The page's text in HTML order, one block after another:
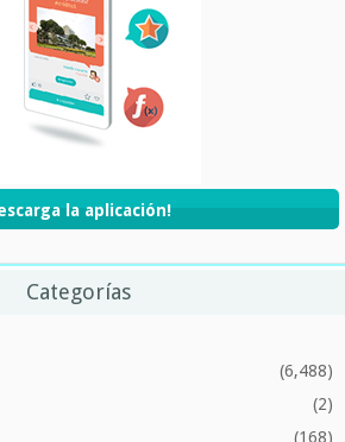
la aplicación!
Categorías
(6,488)
(2)
(168)